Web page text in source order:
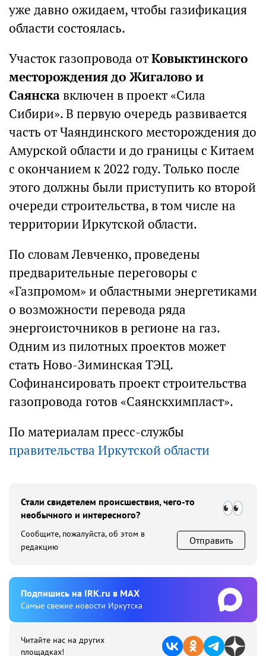
уже давно ожидаем, чтобы газификация
области состоялась.
Участок газопровода отКовыктинского
месторождения до Жигалово и
Саянскавключен в проект «Сила
Сибири». В первую очередь развивается
часть от Чаяндинского месторождения до
Амурской области и до границы с Китаем
с окончанием к 2022 году. Только после
этого должны были приступить ко второй
очереди строительства, в том числе на
территории Иркутской области.
По словам Левченко, проведены
предварительные переговоры с
«Газпромом» и областными энергетиками
о возможности перевода ряда
энергоисточников в регионе на газ.
Одним из пилотных проектов может
стать Ново-Зиминская ТЭЦ.
Софинансировать проект строительства
газопровода готов «Саянскхимпласт».
По материалам пресс-службы
правительства Иркутской области
Стали свидетелем происшествия, чего-то
необычного и интересного?
Сообщите, пожалуйста, об этом в
редакцию
Отправить
Подпишиcь на IRK.ru в MAX
Cамые свежие новости Иркутска
Читайте нас на других
площадках!